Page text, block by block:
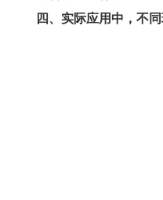
四、实际应用中，不